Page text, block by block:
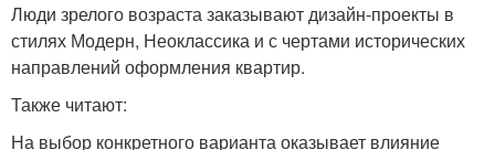
Люди зрелого возраста заказывают дизайн-проекты в
стилях Модерн, Неоклассика и с чертами исторических
направлений оформления квартир.
Также читают:
На выбор конкретного варианта оказывает влияние